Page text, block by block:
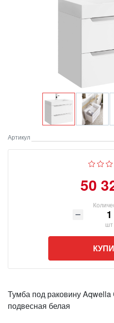
Артикул
50
шт
Тумба под раковину
подвесная белая